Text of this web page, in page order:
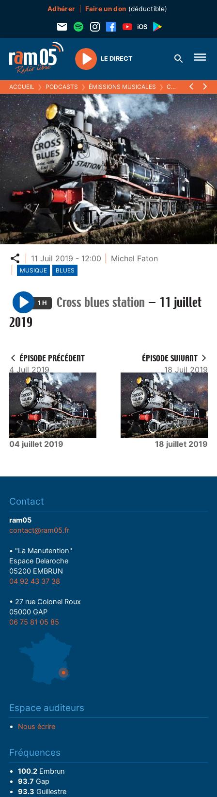
Adhérer Faire un don (déductible)
Play
LE DIRECT
ACCUEIL ❯ PODCASTS ❯ ÉMISSIONS MUSICALES ❯ CROSS BLUES STATION
Partager
11 Juil 2019 - 12:00 Michel Faton
MUSIQUE BLUES
P
l
1 H Cross blues station — 11 juillet
2019
ÉPISODE PRÉCÉDENT
4 Juil 2019
04 juillet 2019
ÉPISODE SUIVANT
18 Juil 2019
18 juillet 2019
Contact
ram05
contact@ram05.fr
• "La Manutention"
Espace Delaroche
05200 EMBRUN
04 92 43 37 38
• 27 rue Colonel Roux
05000 GAP
06 75 81 05 85
Espace auditeurs
Nous écrire
Fréquences
100.2Embrun
93.7 Gap
93.3 Guillestre